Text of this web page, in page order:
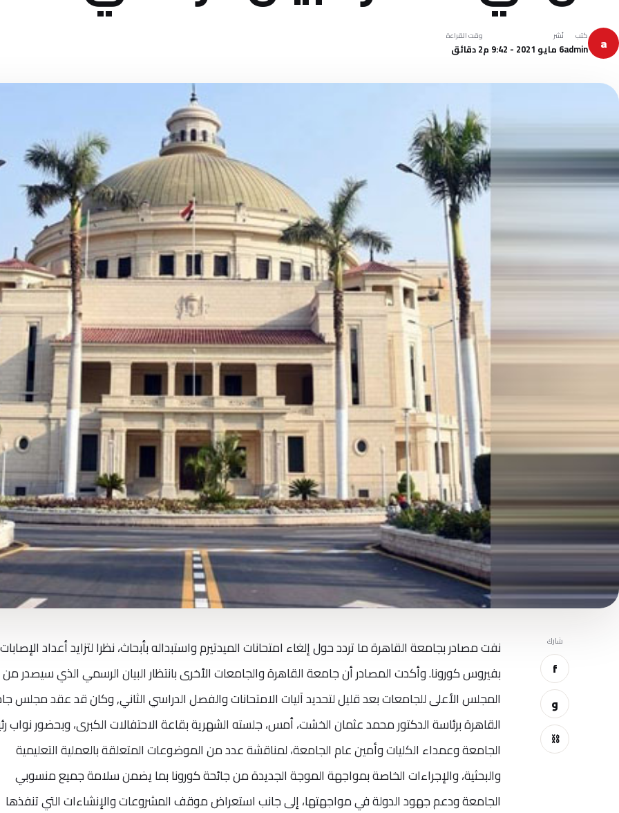
a كتب
admin
نُشر
6 مايو 2021 - 9:42 م
وقت القراءة
2 دقائق
شارك
f
و
⛓
نفت مصادر بجامعة القاهرة ما تردد حول إلغاء امتحانات الميدتيرم واستبداله بأبحاث، نظرا لتزايد أعداد الإصابات
بفيروس كورونا. وأكدت المصادر أن جامعة القاهرة والجامعات الأخرى بانتظار البيان الرسمي الذي سيصدر من
المجلس الأعلى للجامعات بعد قليل لتحديد آليات الامتحانات والفصل الدراسي الثاني, وكان قد عقد مجلس
القاهرة برئاسة الدكتور محمد عثمان الخشت، أمس، جلسته الشهرية بقاعة الاحتفالات الكبرى، وبحضور نواب
الجامعة وعمداء الكليات وأمين عام الجامعة، لمناقشة عدد من الموضوعات المتعلقة بالعملية التعليمية
والبحثية، والإجراءات الخاصة بمواجهة الموجة الجديدة من جائحة كورونا بما يضمن سلامة جميع منسوبي
الجامعة ودعم جهود الدولة في مواجهتها، إلى جانب استعراض موقف المشروعات والإنشاءات التي تنفذها